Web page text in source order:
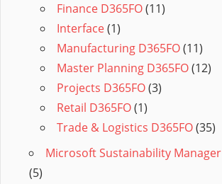
Finance D365FO(11)
Interface(1)
Manufacturing D365FO(11)
Master Planning D365FO(12)
Projects D365FO(3)
Retail D365FO(1)
Trade & Logistics D365FO(35)
Microsoft Sustainability Manager
(5)